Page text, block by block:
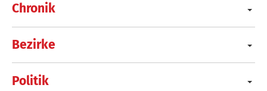
Chronik
Bezirke
Politik